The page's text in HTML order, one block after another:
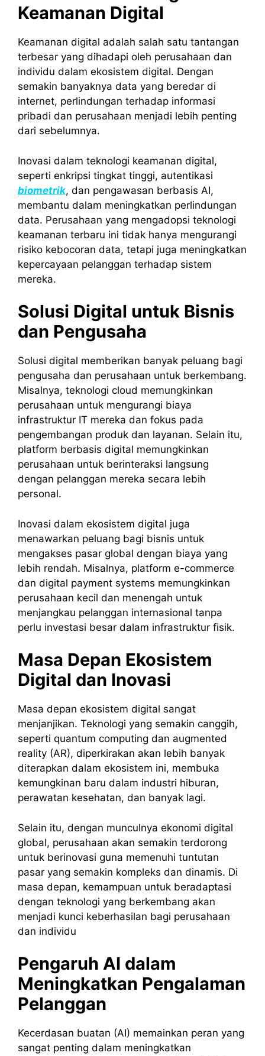
Keamanan Digital
Keamanan digital adalah salah satu tantangan
terbesar yang dihadapi oleh perusahaan dan
individu dalam ekosistem digital. Dengan
semakin banyaknya data yang beredar di
internet, perlindungan terhadap informasi
pribadi dan perusahaan menjadi lebih penting
dari sebelumnya.
Inovasi dalam teknologi keamanan digital,
seperti enkripsi tingkat tinggi, autentikasi
biometrik, dan pengawasan berbasis AI,
membantu dalam meningkatkan perlindungan
data. Perusahaan yang mengadopsi teknologi
keamanan terbaru ini tidak hanya mengurangi
risiko kebocoran data, tetapi juga meningkatkan
kepercayaan pelanggan terhadap sistem
mereka.
Solusi Digital untuk Bisnis
dan Pengusaha
Solusi digital memberikan banyak peluang bagi
pengusaha dan perusahaan untuk berkembang.
Misalnya, teknologi cloud memungkinkan
perusahaan untuk mengurangi biaya
infrastruktur IT mereka dan fokus pada
pengembangan produk dan layanan. Selain itu,
platform berbasis digital memungkinkan
perusahaan untuk berinteraksi langsung
dengan pelanggan mereka secara lebih
personal.
Inovasi dalam ekosistem digital juga
menawarkan peluang bagi bisnis untuk
mengakses pasar global dengan biaya yang
lebih rendah. Misalnya, platform e-commerce
dan digital payment systems memungkinkan
perusahaan kecil dan menengah untuk
menjangkau pelanggan internasional tanpa
perlu investasi besar dalam infrastruktur fisik.
Masa Depan Ekosistem
Digital dan Inovasi
Masa depan ekosistem digital sangat
menjanjikan. Teknologi yang semakin canggih,
seperti quantum computing dan augmented
reality (AR), diperkirakan akan lebih banyak
diterapkan dalam ekosistem ini, membuka
kemungkinan baru dalam industri hiburan,
perawatan kesehatan, dan banyak lagi.
Selain itu, dengan munculnya ekonomi digital
global, perusahaan akan semakin terdorong
untuk berinovasi guna memenuhi tuntutan
pasar yang semakin kompleks dan dinamis. Di
masa depan, kemampuan untuk beradaptasi
dengan teknologi yang berkembang akan
menjadi kunci keberhasilan bagi perusahaan
dan individu
Pengaruh AI dalam
Meningkatkan Pengalaman
Pelanggan
Kecerdasan buatan (AI) memainkan peran yang
sangat penting dalam meningkatkan